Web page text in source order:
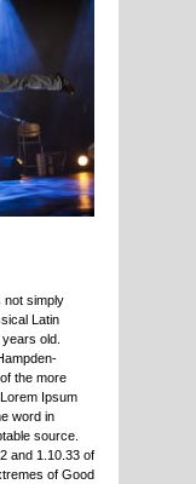
not simply
Latin
old.
the more
Ipsum
word in
source.
and 1.10.33 of
of Good